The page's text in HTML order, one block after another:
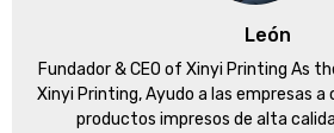
León
Fundador &CEO of Xinyi Printing As
Xinyi Printing, Ayudo a las empresas
productos impresos de alta